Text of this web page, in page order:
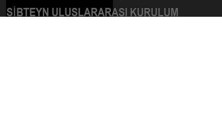
SIBTEYN ULUSLARARASI KURULUM